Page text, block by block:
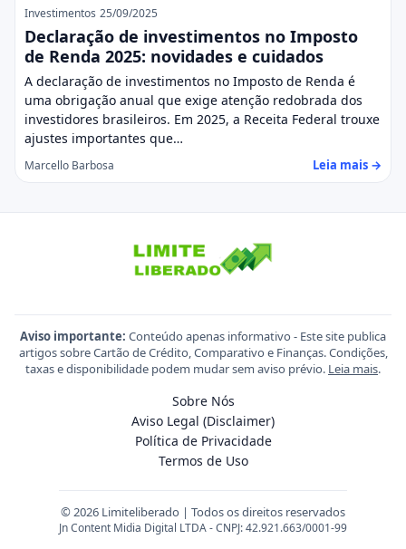
Investimentos 25/09/2025
Declaração de investimentos no Imposto
de Renda 2025: novidades e cuidados
A declaração de investimentos no Imposto de Renda é
uma obrigação anual que exige atenção redobrada dos
investidores brasileiros. Em 2025, a Receita Federal trouxe
ajustes importantes que…
Marcello Barbosa Leia mais →
Aviso importante: Conteúdo apenas informativo - Este site publica
artigos sobre Cartão de Crédito, Comparativo e Finanças. Condições,
taxas e disponibilidade podem mudar sem aviso prévio. Leia mais.
Sobre Nós
Aviso Legal (Disclaimer)
Política de Privacidade
Termos de Uso
© 2026 Limiteliberado | Todos os direitos reservados
Jn Content Midia Digital LTDA - CNPJ: 42.921.663/0001-99